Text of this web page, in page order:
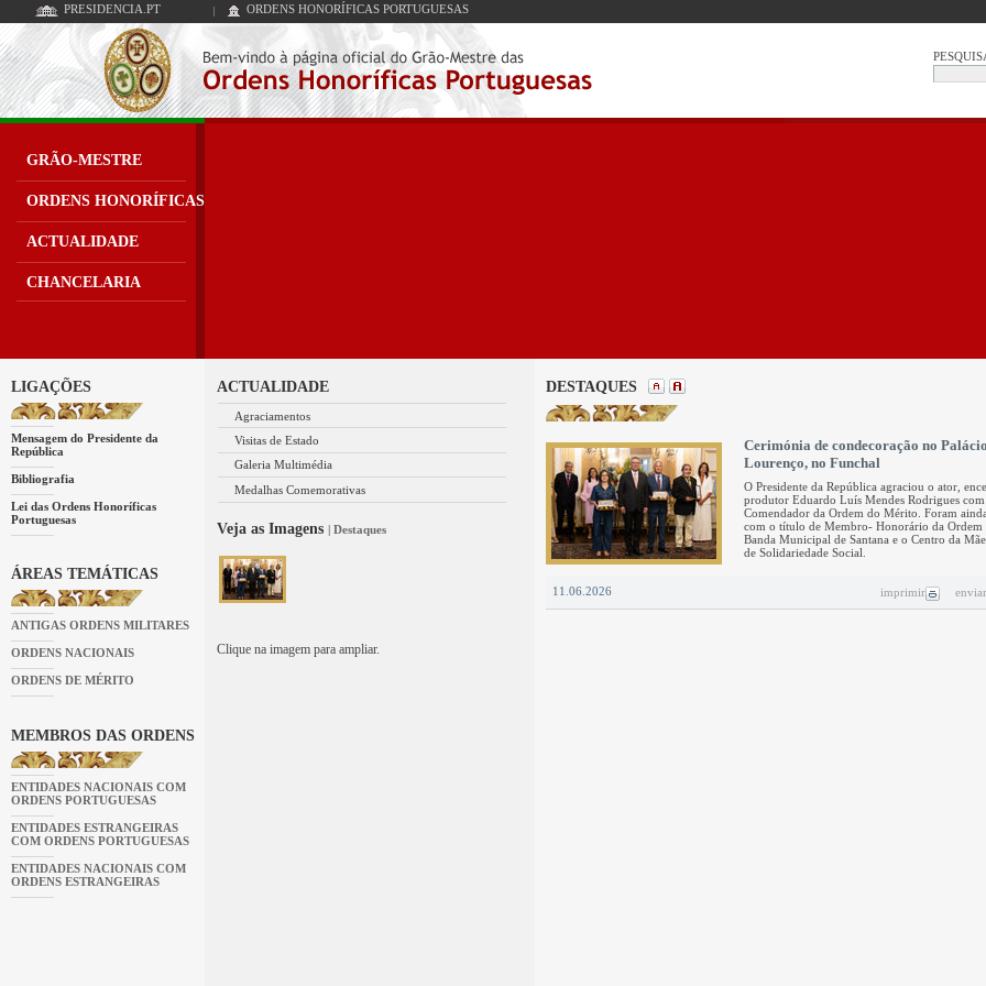
PRESIDENCIA.PT ORDENS HONORÍFICAS PORTUGUESAS
GRÃO-MESTRE
ORDENS HONORÍFICAS
ACTUALIDADE
CHANCELARIA
LIGAÇÕES
Mensagem do Presidente da
República
Bibliografia
Lei das Ordens Honoríficas
Portuguesas
ÁREAS TEMÁTICAS
ANTIGAS ORDENS MILITARES
ORDENS NACIONAIS
ORDENS DE MÉRITO
MEMBROS DAS ORDENS
ENTIDADES NACIONAIS COM
ORDENS PORTUGUESAS
ENTIDADES ESTRANGEIRAS
COM ORDENS PORTUGUESAS
ENTIDADES NACIONAIS COM
ORDENS ESTRANGEIRAS
ACTUALIDADE
Agraciamentos
Visitas de Estado
Galeria Multimédia
Medalhas Comemorativas
Veja as Imagens| Destaques
Clique na imagem para ampliar.
DESTAQUES
Cerimónia de condecoração no
Lourenço, no Funchal
O Presidente da República agraciou o ator,
produtor Eduardo Luís Mendes Rodrigues
Comendador da Ordem do Mérito. Foram
com o título de Membro- Honorário da Ordem
Banda Municipal de Santana e o Centro da
de Solidariedade Social.
11.06.2026 imprimir